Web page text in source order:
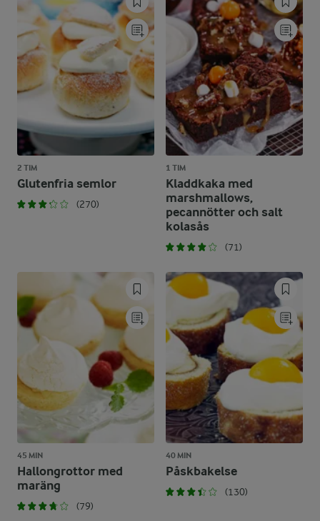
2 TIM
Glutenfria semlor
(270)
1 TIM
Kladdkaka med
marshmallows,
pecannötter och salt
kolasås
(71)
45 MIN
Hallongrottor med
maräng
(79)
40 MIN
Påskbakelse
(130)